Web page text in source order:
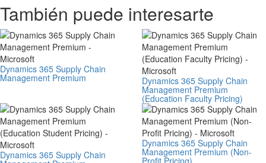
También puede interesarte
Dynamics 365 Supply Chain
Management Premium Dynamics 365 Supply Chain
Management Premium
(Education Faculty Pricing)
Dynamics 365 Supply Chain
Dynamics 365 Supply Chain
Management Premium (Non-